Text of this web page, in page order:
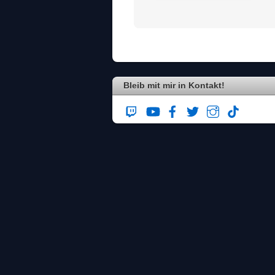
Bleib mit mir in Kontakt!